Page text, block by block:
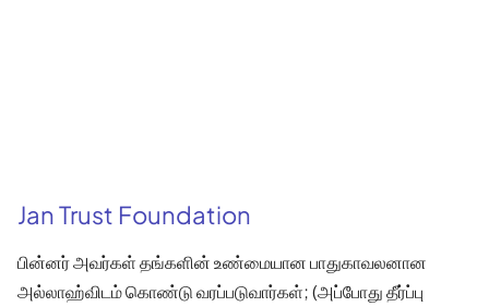
Jan Trust Foundation
பின்னர் அவர்கள் தங்களின் உண்மையான பாதுகாவலனான
அல்லாஹ்விடம் கொண்டு வரப்படுவார்கள்; (அப்போது தீர்ப்பு